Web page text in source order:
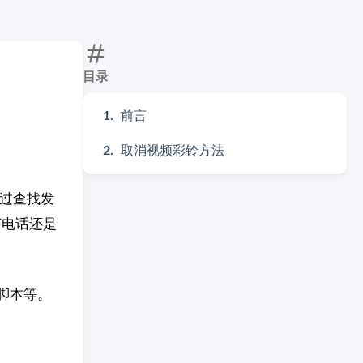
目录
前言
取消视频彩铃方法
查找发
话还是
本等。